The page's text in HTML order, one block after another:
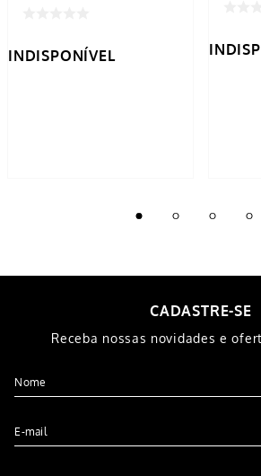
INDISPONÍVEL
CADASTRE-SE
Receba nossas novidades e